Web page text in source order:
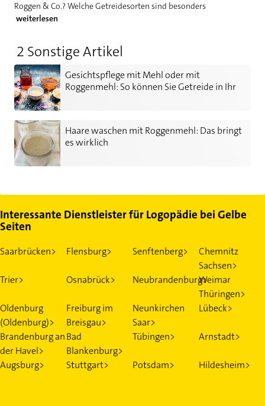
Roggen & Co.? Welche Getreidesorten sind besonders
weiterlesen
2 Sonstige Artikel
Gesichtspflege mit Mehl oder mit
Roggenmehl: So können Sie Getreide in Ihr
Gesichtspflege mit Mehl oder mit Roggenmehl: So können
Haare waschen mit Roggenmehl: Das bringt
es wirklich
Haare waschen mit Roggenmehl: Das bringt es wirklich
Interessante Dienstleister für Logopädie bei Gelbe
Seiten
Saarbrücken> Flensburg> Senftenberg>
Chemnitz
Sachsen>
Trier>
Osnabrück> Neubrandenburg>Weimar
Thüringen>
Oldenburg
(Oldenburg)>
Freiburg im
Breisgau>
Neunkirchen
Saar>
Lübeck>
Brandenburg an
der Havel>
Bad
Blankenburg>
Tübingen> Arnstadt>
Augsburg> Stuttgart> Potsdam> Hildesheim>